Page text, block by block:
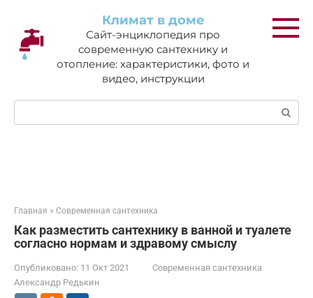
контенту
Климат в доме
Сайт-энциклопедия про
современную сантехнику и
отопление: характеристики, фото и
видео, инструкции
Поиск:
Главная » Современная сантехника
Как разместить сантехнику в ванной и туалете
согласно нормам и здравому смыслу
Опубликовано: 11 Окт 2021
Современная сантехника
Александр Редькин